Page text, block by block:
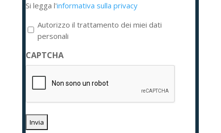
legga
l'informativa
sulla
privacy
*
Si legga l'informativa sulla privacy
Autorizzo il trattamento dei miei dati
personali
CAPTCHA